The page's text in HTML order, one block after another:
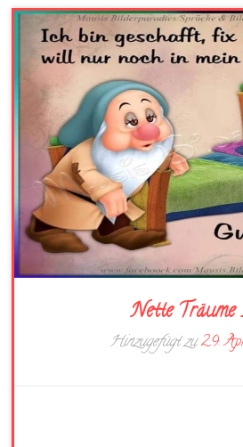
Nette Träume
Hinzugefügt zu29.